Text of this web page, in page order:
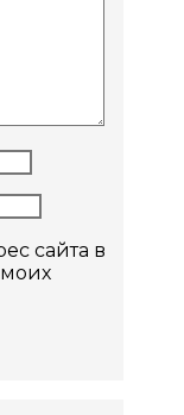
сайта в